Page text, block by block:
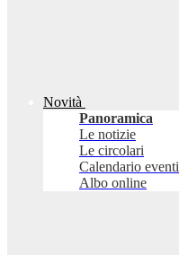
Novità
Panoramica
Le notizie
Le circolari
Calendario eventi
Albo online